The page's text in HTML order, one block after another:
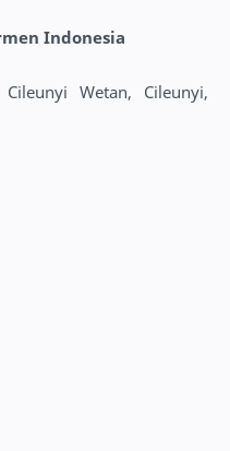
Indonesia
Wetan, Cileunyi,